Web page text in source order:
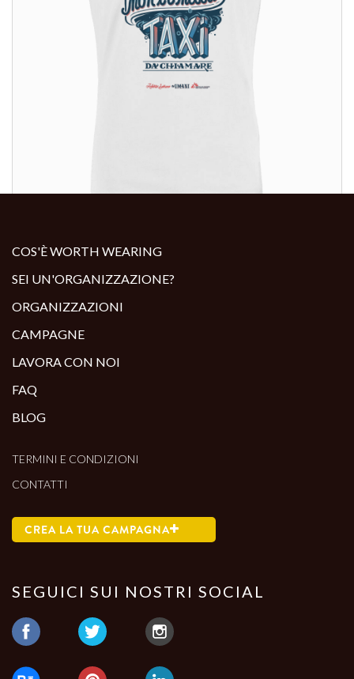
COS'È WORTH WEARING
SEI UN'ORGANIZZAZIONE?
ORGANIZZAZIONI
CAMPAGNE
LAVORA CON NOI
FAQ
BLOG
TERMINI E CONDIZIONI
CONTATTI
CREA LA TUA CAMPAGNA
SEGUICI SUI NOSTRI SOCIAL